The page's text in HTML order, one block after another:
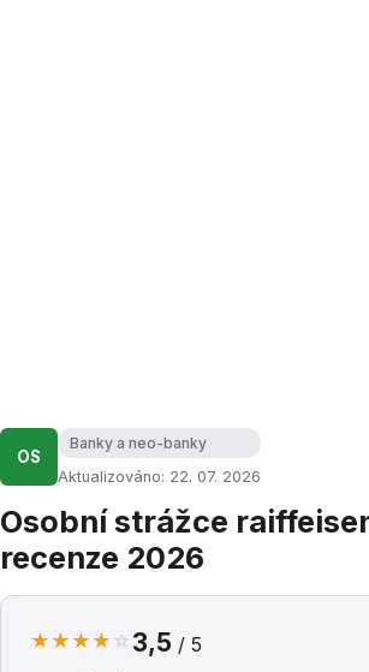
OS
Banky a neo-banky
Aktualizováno: 22. 07. 2026
Osobní strážce
recenze 2026
★ ★ ★ ★ ☆ 3,5 / 5